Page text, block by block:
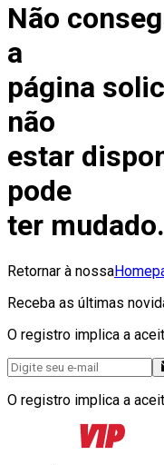
Não
a
página
não
estar
pode
ter mudado.
Retornar à nossa
Receba as últimas
O registro implica a
O registro implica a